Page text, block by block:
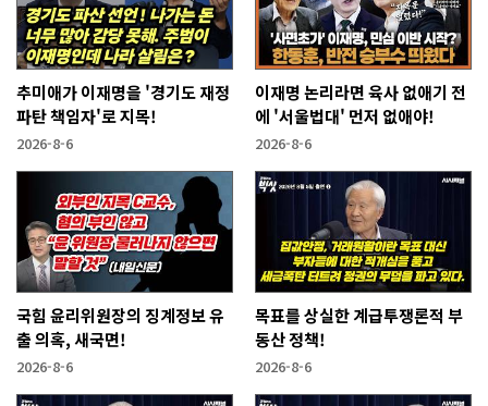
추미애가 이재명을 '경기도 재정
파탄 책임자'로 지목!
2026-8-6
이재명 논리라면 육사 없애기 전
에 '서울법대' 먼저 없애야!
2026-8-6
국힘 윤리위원장의 징계정보 유
출 의혹, 새국면!
2026-8-6
목표를 상실한 계급투쟁론적 부
동산 정책!
2026-8-6